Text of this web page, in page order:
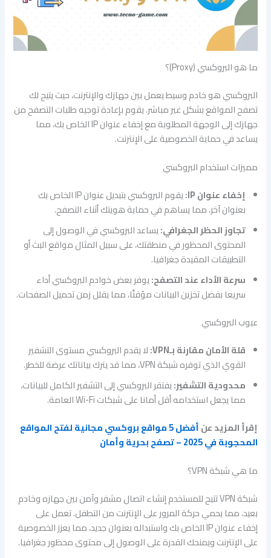
ما هو البروكسي (Proxy)؟
البروكسي هو خادم وسيط يعمل بين جهازك والإنترنت، حيث يتيح لك
تصفح المواقع بشكل غير مباشر. يقوم بإعادة توجيه طلبات التصفح من
جهازك إلى الوجهة المطلوبة مع إخفاء عنوان IP الخاص بك، مما
يساعد في حماية الخصوصية على الإنترنت.
مميزات استخدام البروكسي
إخفاء عنوان IP:
يقوم البروكسي بتبديل عنوان IP الخاص بك
بعنوان آخر، مما يساهم في حماية هويتك أثناء التصفح.
تجاوز الحظر الجغرافي:يساعد البروكسي في الوصول إلى
المحتوى المحظور في منطقتك، على سبيل المثال مواقع البث أو
التطبيقات المقيدة جغرافيا.
سرعة الأداء عند التصفح:يوفر بعض خوادم البروكسي أداء
سريعا بفضل تخزين البيانات مؤقتًا، مما يقلل زمن تحميل الصفحات.
عيوب البروكسي
قلة الأمان مقارنة بـVPN:
لا يقدم البروكسي مستوى التشفير
القوي الذي توفره شبكة VPN، مما قد يترك بياناتك عرضة للخطر.
محدودية التشفير:يفتقر البروكسي إلى التشفير الكامل للبيانات،
مما يجعل استخدامه أقل أمانا على شبكات Wi-Fi العامة.
إقرأ المزيد عن
أفضل 5 مواقع بروكسي مجانية لفتح المواقع
المحجوبة في 2025 – تصفح بحرية وأمان
ما هي شبكة VPN؟
شبكة VPN تتيح للمستخدم إنشاء اتصال مشفر وآمن بين جهازه وخادم
بعيد، مما يحمي حركة المرور على الإنترنت من التطفل. تعمل على
إخفاء عنوان IP الخاص بك واستبداله بعنوان جديد، مما يعزز الخصوصية
على الإنترنت ويمنحك القدرة على الوصول إلى محتوى محظور جغرافيا.